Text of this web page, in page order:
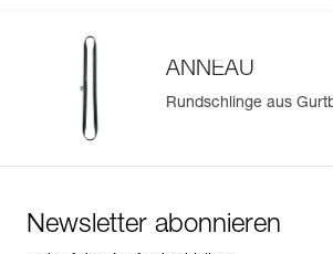
ANNEAU
Rundschlinge aus
Newsletter abonnieren